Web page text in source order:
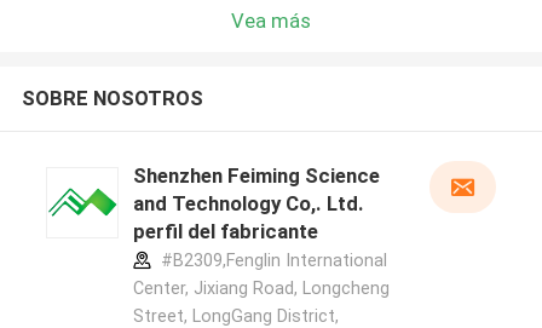
Vea más
SOBRE NOSOTROS
Shenzhen Feiming Science
and Technology Co,. Ltd.
perfil del fabricante
#B2309,Fenglin International
Center, Jixiang Road, Longcheng
Street, LongGang District,